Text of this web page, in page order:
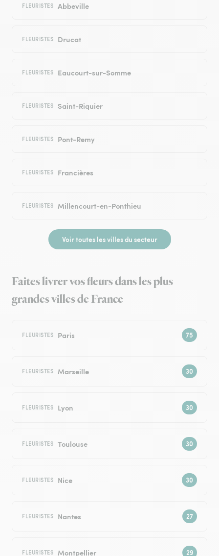
FLEURISTES Abbeville
FLEURISTES Drucat
FLEURISTES Eaucourt-sur-Somme
FLEURISTES Saint-Riquier
FLEURISTES Pont-Remy
FLEURISTES Francières
FLEURISTES Millencourt-en-Ponthieu
Voir toutes les villes du secteur
Faites livrer vos fleurs dans les plus
grandes villes de France
FLEURISTES Paris
FLEURISTES Marseille
FLEURISTES Lyon
FLEURISTES Toulouse
FLEURISTES Nice
FLEURISTES Nantes
FLEURISTES Montpellier